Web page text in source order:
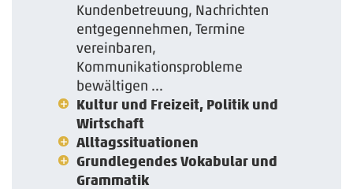
Kundenbetreuung, Nachrichten
entgegennehmen, Termine
vereinbaren,
Kommunikationsprobleme
bewältigen ...
Kultur und Freizeit, Politik und
Wirtschaft
Alltagssituationen
Grundlegendes Vokabular und
Grammatik